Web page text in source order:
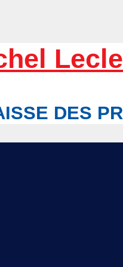
DES